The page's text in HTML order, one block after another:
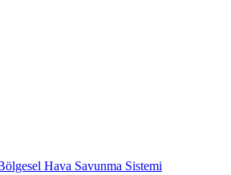
Hava Savunma Sistemi